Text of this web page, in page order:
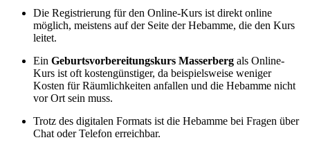
Die Registrierung für den Online-Kurs ist direkt online
möglich, meistens auf der Seite der Hebamme, die den Kurs
leitet.
Ein Geburtsvorbereitungskurs Masserberg als Online-
Kurs ist oft kostengünstiger, da beispielsweise weniger
Kosten für Räumlichkeiten anfallen und die Hebamme nicht
vor Ort sein muss.
Trotz des digitalen Formats ist die Hebamme bei Fragen über
Chat oder Telefon erreichbar.